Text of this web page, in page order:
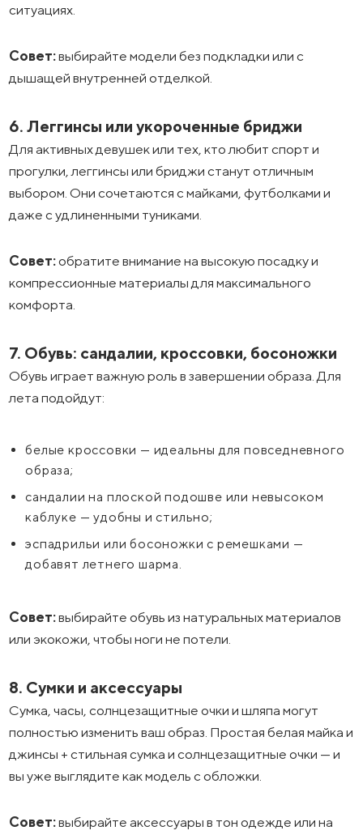
ситуациях.
Совет:выбирайте модели без подкладки или с
дышащей внутренней отделкой.
6. Леггинсы или укороченные бриджи
Для активных девушек или тех, кто любит спорт и
прогулки, леггинсы или бриджи станут отличным
выбором. Они сочетаются с майками, футболками и
даже с удлиненными туниками.
Совет:обратите внимание на высокую посадку и
компрессионные материалы для максимального
комфорта.
7. Обувь: сандалии, кроссовки, босоножки
Обувь играет важную роль в завершении образа. Для
лета подойдут:
белые кроссовки — идеальны для повседневного
образа;
сандалии на плоской подошве или невысоком
каблуке — удобны и стильно;
эспадрильи или босоножки с ремешками —
добавят летнего шарма.
Совет:выбирайте обувь из натуральных материалов
или экокожи, чтобы ноги не потели.
8. Сумки и аксессуары
Сумка, часы, солнцезащитные очки и шляпа могут
полностью изменить ваш образ. Простая белая майка и
джинсы + стильная сумка и солнцезащитные очки — и
вы уже выглядите как модель с обложки.
Совет:выбирайте аксессуары в тон одежде или на